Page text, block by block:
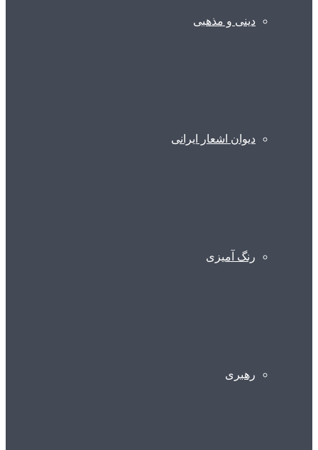
دینی و مذهبی
دیوان اشعار ایرانی
رنگ آمیزی
رهبری